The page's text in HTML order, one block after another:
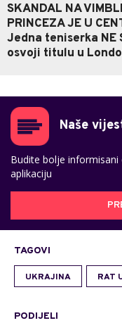
SKANDAL NA
PRINCEZA JE U
Jedna teniserka NE
osvoji titulu u
Naše
Budite bolje
aplikaciju
TAGOVI
UKRAJINA RAT
PODIJELI